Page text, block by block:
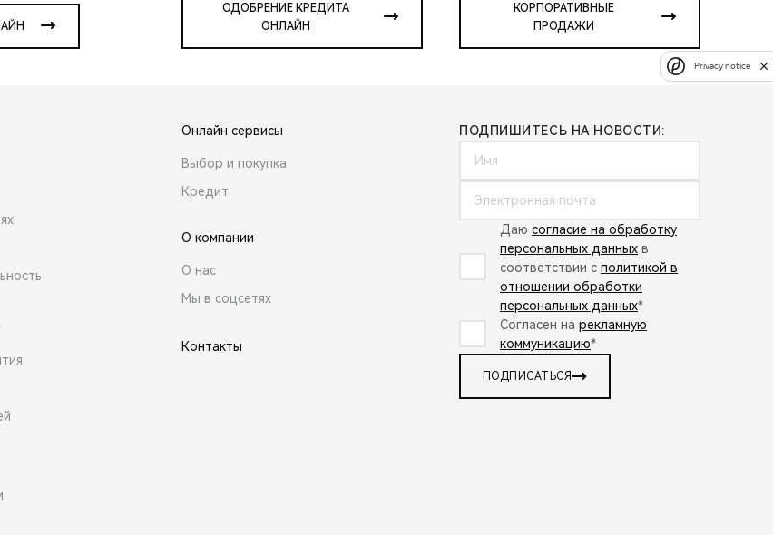
ОДОБРЕНИЕ КРЕДИТА
ОНЛАЙН
КОРПОРАТИВНЫЕ
ПРОДАЖИ
Онлайн сервисы
Выбор и покупка
Кредит
О компании
О нас
Мы в соцсетях
Контакты
ПОДПИШИТЕСЬ НА НОВОСТИ:
Даю согласие на обработку
персональных данных в
соответствии с политикой в
отношении обработки
персональных данных*
Согласен на рекламную
коммуникацию*
ПОДПИСАТЬСЯ
Privacy notice